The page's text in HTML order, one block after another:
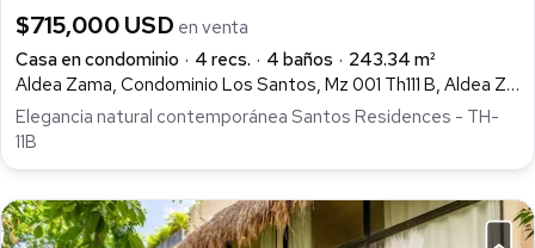
$715,000 USD en venta
Casa en condominio
4 recs. 4 baños
243.34 m²
Aldea Zama, Condominio Los Santos, Mz 001 Th111 B, Aldea Zamá, Tulum
Elegancia natural contemporánea Santos Residences - TH-
11B